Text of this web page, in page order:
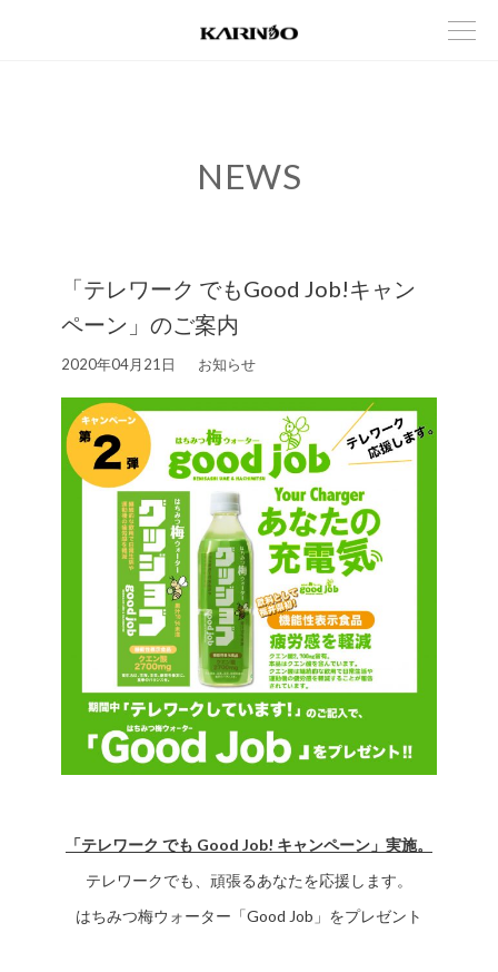
NEWS
「テレワーク でもGood Job!キャン
ペーン」のご案内
2020年04月21日 お知らせ
「テレワーク でも Good Job! キャンペーン」実施。
テレワークでも、頑張るあなたを応援します。
はちみつ梅ウォーター「Good Job」をプレゼント